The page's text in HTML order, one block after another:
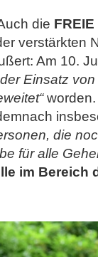
die
verstärkten
Am 10.
Einsatz
worden.
die
für alle
im Bereich